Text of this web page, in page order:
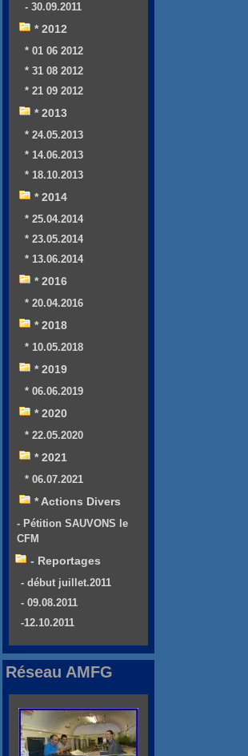
- 30.09.2011
* 2012
* 01 06 2012
* 31 08 2012
* 21 09 2012
* 2013
* 24.05.2013
* 14.06.2013
* 18.10.2013
* 2014
* 25.04.2014
* 23.05.2014
* 13.06.2014
* 2016
* 20.04.2016
* 2018
* 10.05.2018
* 2019
* 06.06.2019
* 2020
* 22.05.2020
* 2021
* 06.07.2021
* Actions Divers
- Pétition SAUVONS le
CFM
- Reportages
- début juillet.2011
- 09.08.2011
-12.10.2011
Réseau AMFG